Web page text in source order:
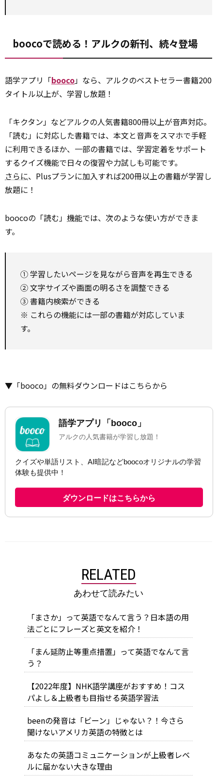
boocoで読める！アルクの新刊、続々登場
語学アプリ「booco」なら、アルクのベストセラー書籍200
タイトル以上が、学習し放題！
「キクタン」などアルクの人気書籍800冊以上が音声対応。
「読む」に対応した書籍では、本文と音声をスマホで手軽
に利用できるほか、一部の書籍では、学習定着をサポート
するクイズ機能で日々の復習や力試しも可能です。
さらに、Plusプランに加入すれば200冊以上の書籍が学習し
放題に！
boocoの「読む」 機能では、次のような使い方ができま
す。
① 学習したいページを見ながら音声を再生できる
② 文字サイズや画面の明るさを調整できる
③ 書籍内検索ができる
※ これらの機能には一部の書籍が対応していま
す。
▼「booco」の無料ダウンロードはこちらから
RELATED
あわせて読みたい
「まさか」って英語でなんて言う？日本語の用
法ごとにフレーズと英文を紹介！
「まん延防止等重点措置」って英語でなんて言
う？
【2022年度】NHK語学講座がおすすめ！コス
パよし＆上級者も目指せる英語学習法
beenの発音は「ビーン」じゃない？！今さら
聞けないアメリカ英語の特徴とは
あなたの英語コミュニケーションが上級者レベ
ルに届かない大きな理由